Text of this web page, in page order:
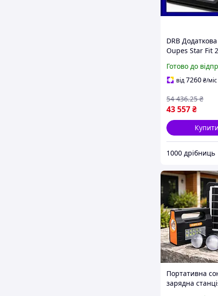
DRB
Oupes Star Fit
потужний
для дому та
Готово до
від7260₴/міс
43 557₴
54 436.25 ₴
Купити
1000 дрібниць
Портативна
зарядна